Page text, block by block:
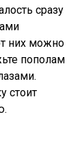
сразу
них можно
пополам
стоит